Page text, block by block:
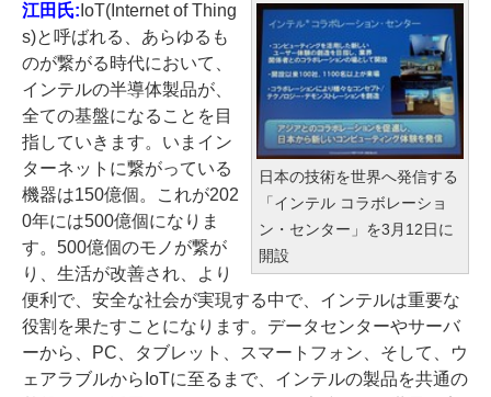
日本の技術を世界へ発信する
「インテル コラボレーショ
ン・センター」を3月12日に
開設
江田氏: IoT(Internet of Thing
s)と呼ばれる、あらゆるも
のが繋がる時代において、
インテルの半導体製品が、
全ての基盤になることを目
指していきます。いまイン
ターネットに繋がっている
機器は150億個。これが202
0年には500億個になりま
す。500億個のモノが繋が
り、生活が改善され、より
便利で、安全な社会が実現する中で、インテルは重要な
役割を果たすことになります。データセンターやサーバ
ーから、PC、タブレット、スマートフォン、そして、ウ
ェアラブルからIoTに至るまで、インテルの製品を共通の